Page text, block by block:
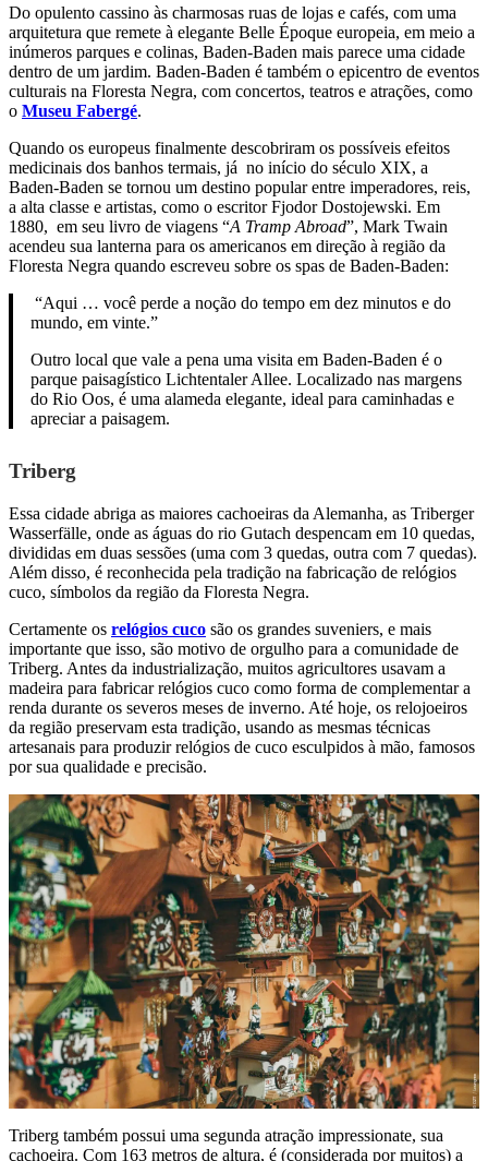
Do opulento cassino às charmosas ruas de lojas e cafés, com uma
arquitetura que remete à elegante Belle Époque europeia, em meio a
inúmeros parques e colinas, Baden-Baden mais parece uma cidade
dentro de um jardim. Baden-Baden é também o epicentro de eventos
culturais na Floresta Negra, com concertos, teatros e atrações, como
o Museu Fabergé.
Quando os europeus finalmente descobriram os possíveis efeitos
medicinais dos banhos termais, já no início do século XIX, a
Baden-Baden se tornou um destino popular entre imperadores, reis,
a alta classe e artistas, como o escritor Fjodor Dostojewski. Em
1880, em seu livro de viagens “A Tramp Abroad”, Mark Twain
acendeu sua lanterna para os americanos em direção à região da
Floresta Negra quando escreveu sobre os spas de Baden-Baden:
“Aqui … você perde a noção do tempo em dez minutos e do
mundo, em vinte.”
Outro local que vale a pena uma visita em Baden-Baden é o
parque paisagístico Lichtentaler Allee. Localizado nas margens
do Rio Oos, é uma alameda elegante, ideal para caminhadas e
apreciar a paisagem.
Triberg
Essa cidade abriga as maiores cachoeiras da Alemanha, as Triberger
Wasserfälle, onde as águas do rio Gutach despencam em 10 quedas,
divididas em duas sessões (uma com 3 quedas, outra com 7 quedas).
Além disso, é reconhecida pela tradição na fabricação de relógios
cuco, símbolos da região da Floresta Negra.
Certamente os relógios cuco são os grandes suveniers, e mais
importante que isso, são motivo de orgulho para a comunidade de
Triberg. Antes da industrialização, muitos agricultores usavam a
madeira para fabricar relógios cuco como forma de complementar a
renda durante os severos meses de inverno. Até hoje, os relojoeiros
da região preservam esta tradição, usando as mesmas técnicas
artesanais para produzir relógios de cuco esculpidos à mão, famosos
por sua qualidade e precisão.
Triberg também possui uma segunda atração impressionate, sua
cachoeira. Com 163 metros de altura, é (considerada por muitos) a